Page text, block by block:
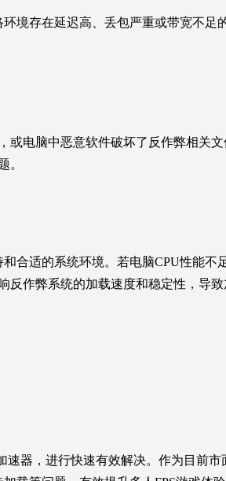
境存在延迟高、丢包严重或带宽不足
或电脑中恶意软件破坏了反作弊相关
。
合适的系统环境。若电脑CPU性能不
反作弊系统的加载速度和稳定性，导
器，进行快速有效解决。作为目前市